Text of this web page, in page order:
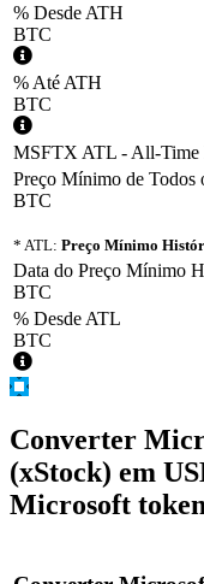
% Desde ATH
BTC
% Até ATH
BTC
MSFTX ATL - All-Time
Preço Mínimo de Todos
BTC
* ATL: Preço Mínimo
Data do Preço Mínimo
BTC
% Desde ATL
BTC
Converter
(xStock) em
Microsoft